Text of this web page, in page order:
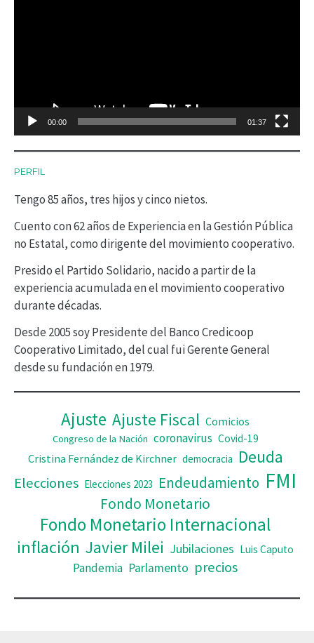
d
c
t
o
r
d
e
v
d
e
o
00:00 01:37
PERFIL
Tengo 85 años, tres hijos y cinco nietos.
Cuento con 62 años de Experiencia en la Gestión Pública
no Estatal, como dirigente del movimiento cooperativo.
Presido el Partido Solidario, nacido a partir de la
experiencia acumulada en el movimiento cooperativo
durante décadas.
Desde 2005 soy Presidente del Banco Credicoop
Cooperativo Limitado, del cual fui Gerente General
desde su fundación en 1979.
Ajuste Ajuste Fiscal Comicios
Congreso de la Nación coronavirus Covid-19
Cristina Fernández de Kirchner democracia Deuda
Elecciones Elecciones 2023 Endeudamiento FMI
Fondo Monetario
Fondo Monetario Internacional
inflación Javier Milei Jubilaciones Luis Caputo
Pandemia Parlamento precios